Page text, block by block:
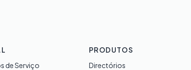
de Serviço
PRODUTOS
Directórios